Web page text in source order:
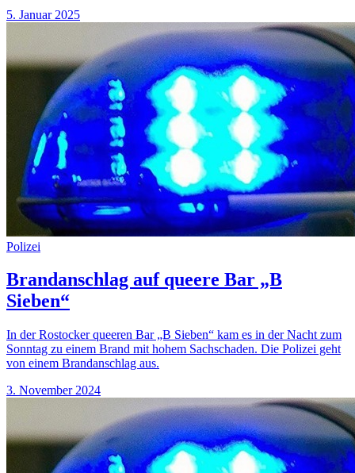
5. Januar 2025
Polizei
Brandanschlag auf queere Bar „B
Sieben“
In der Rostocker queeren Bar „B Sieben“ kam es in der Nacht zum
Sonntag zu einem Brand mit hohem Sachschaden. Die Polizei geht
von einem Brandanschlag aus.
3. November 2024